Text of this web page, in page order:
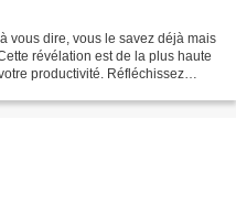
vous dire, vous le savez déjà mais
révélation est de la plus haute
productivité. Réfléchissez